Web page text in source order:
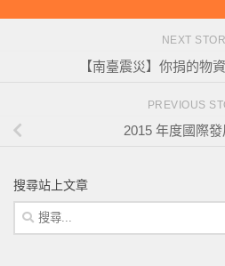
NEXT
【南臺震災】你捐的物
PREVIOUS
2015 年度國際
搜尋站上文章
搜
尋